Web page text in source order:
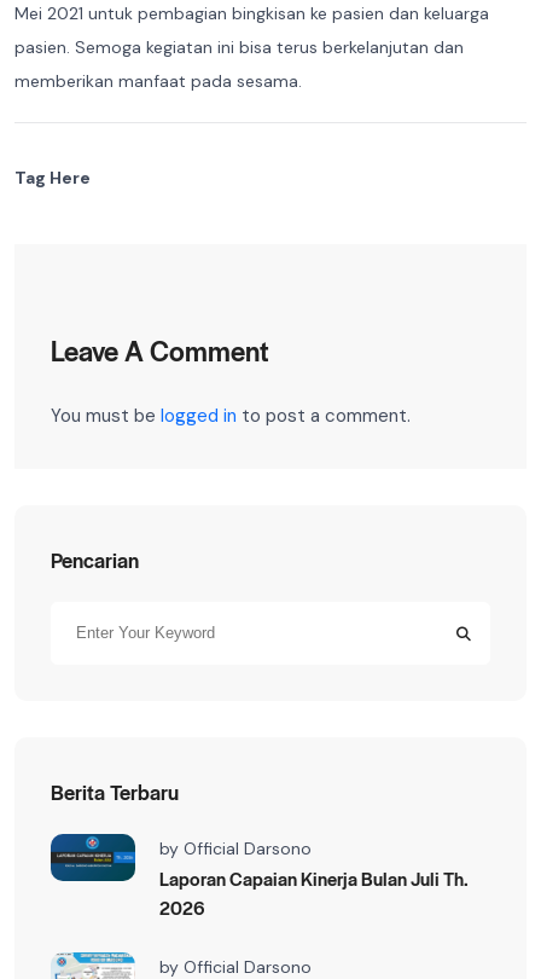
Mei 2021 untuk pembagian bingkisan ke pasien dan keluarga
pasien. Semoga kegiatan ini bisa terus berkelanjutan dan
memberikan manfaat pada sesama.
Tag Here
Leave A Comment
You must be logged in to post a comment.
Pencarian
Berita Terbaru
by Official Darsono
Laporan Capaian Kinerja Bulan Juli Th.
2026
by Official Darsono